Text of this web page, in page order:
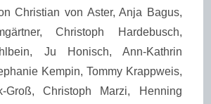
Christian von Aster, Anja Bagus,
Christoph Hardebusch,
Ju Honisch, Ann-Kathrin
Kempin, Tommy Krappweis,
Groß, Christoph Marzi, Henning